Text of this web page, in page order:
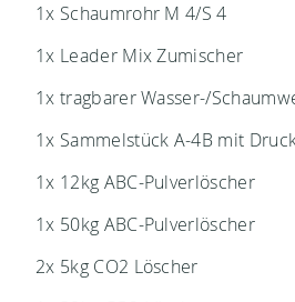
1x Schaumrohr M 4/S 4
1x Leader Mix Zumischer
1x tragbarer Wasser-/
1x Sammelstück A-4B mit
1x 12kg ABC-Pulverlöscher
1x 50kg ABC-Pulverlöscher
2x 5kg CO2 Löscher